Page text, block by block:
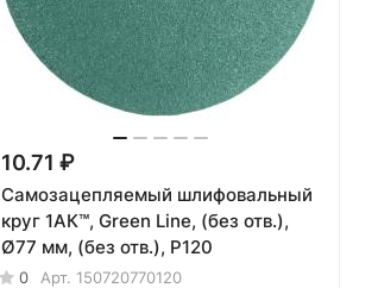
10.71 ₽
Самозацепляемый шлифовальный
круг 1АК™, Green Line, (без отв.),
Ø77 мм, (без отв.), P120
0 Арт. 150720770120